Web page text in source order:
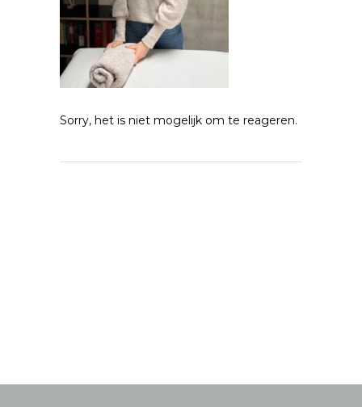
Sorry, het is niet mogelijk om te reageren.